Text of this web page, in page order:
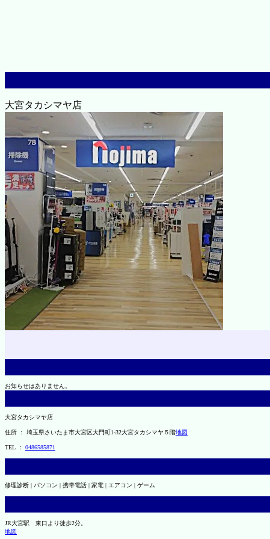
大宮タカシマヤ店
お知らせはありません。
大宮タカシマヤ店
住所 ： 埼玉県さいたま市大宮区大門町1-32大宮タカシマヤ５階地図
TEL ： 0486585871
修理診断 | パソコン | 携帯電話 | 家電 | エアコン | ゲーム
JR大宮駅 東口より徒歩2分。
地図